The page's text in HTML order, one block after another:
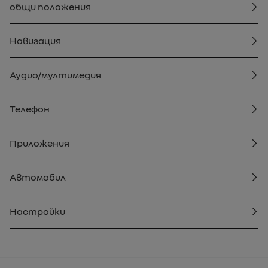
общи положения
Навигация
Аудио/мултимедия
Телефон
Приложения
Автомобил
Настройки